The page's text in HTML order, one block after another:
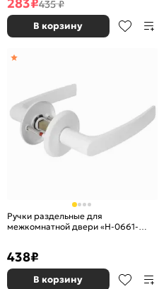
435 ₽
В корзину
Ручки раздельные для
межкомнатной двери «H-0661-
438₽
В корзину